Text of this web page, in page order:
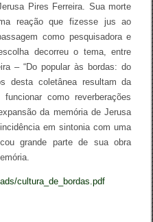
Pires Ferreira. Sua morte
reação que fizesse jus ao
como pesquisadora e
decorreu o tema, entre
– “Do popular às bordas: do
desta coletânea resultam da
como reverberações
da memória de Jerusa
em sintonia com uma
grande parte de sua obra
cultura_de_bordas.pdf